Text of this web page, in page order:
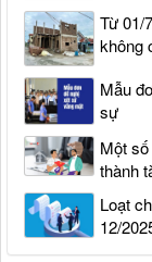
Từ 01/
không
Mẫu
sự
Một
thành
Loạt
12/